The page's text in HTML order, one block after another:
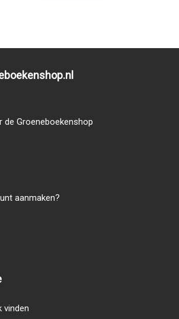
de Groeneboekenshop
aanmaken?
vinden